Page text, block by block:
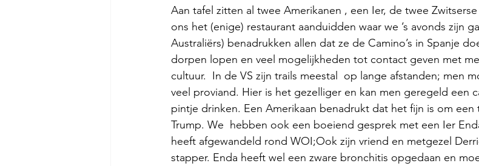
Aan tafel zitten al twee Amerikanen , een Ier, de twee
ons het (enige) restaurant aanduidden waar we ’s avonds zijn
Australiërs) benadrukken allen dat ze de Camino’s in Spanje
dorpen lopen en veel mogelijkheden tot contact geven met
cultuur.  In de VS zijn trails meestal  op lange afstanden; men
veel proviand. Hier is het gezelliger en kan men geregeld een
pintje drinken. Een Amerikaan benadrukt dat het fijn is om een
Trump. We  hebben ook een boeiend gesprek met een Ier
heeft afgewandeld rond WOI;Ook zijn vriend en metgezel
stapper. Enda heeft wel een zware bronchitis opgedaan en